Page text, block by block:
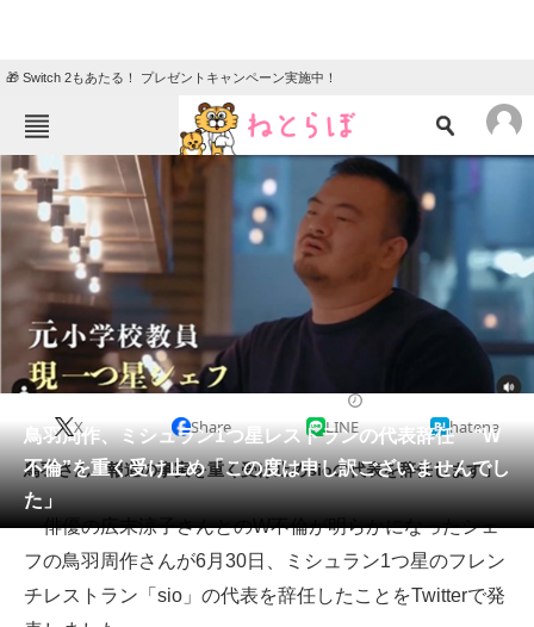
🎁 Switch 2もあたる！ プレゼントキャンペーン実施中！
ねとらぼメニュー
TOP ニュース
エンタメ クイズ
グルメ
住まい
動物
会員記事
メディア
注目記事を集めた総合ページ
ITの今と未来を見通す
鳥羽周作、ミシュラン1つ星レストランの代表辞任 “W
不倫”を重く受け止め「この度は申し訳ございませんでし
た」
X Share LINE hatena
鳥羽さん「報道の事実を重く受け止めsioの代表を辞任します」
俳優の広末涼子さんとのW不倫が明らかになったシェ
フの鳥羽周作さんが6月30日、ミシュラン1つ星のフレン
チレストラン「sio」の代表を辞任したことをTwitterで発